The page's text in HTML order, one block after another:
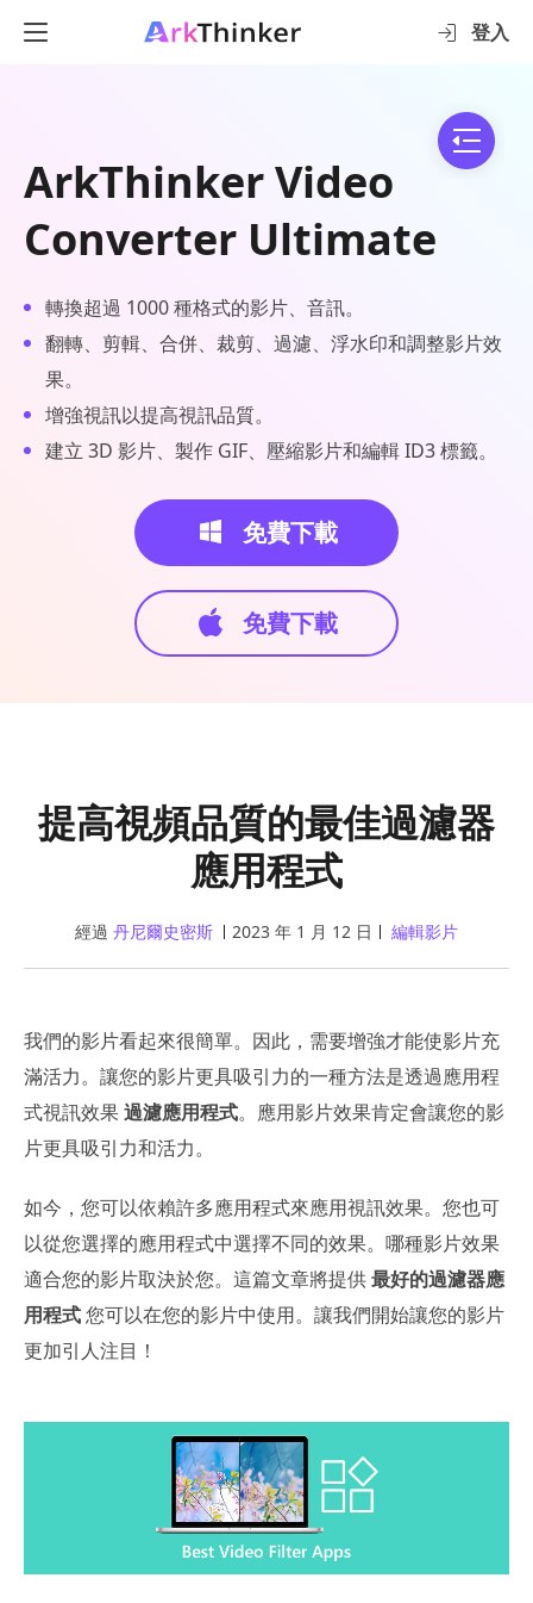
登入
ArkThinker Video
Converter Ultimate
轉換超過 1000 種格式的影片、音訊。
翻轉、剪輯、合併、裁剪、過濾、浮水印和調整影片效
果。
增強視訊以提高視訊品質。
建立 3D 影片、製作 GIF、壓縮影片和編輯 ID3 標籤。
免費下載
免費下載
提高視頻品質的最佳過濾器
應用程式
經過 丹尼爾史密斯 2023 年 1 月 12 日 編輯影片
我們的影片看起來很簡單。因此，需要增強才能使影片充
滿活力。讓您的影片更具吸引力的一種方法是透過應用程
式視訊效果過濾應用程式。應用影片效果肯定會讓您的影
片更具吸引力和活力。
如今，您可以依賴許多應用程式來應用視訊效果。您也可
以從您選擇的應用程式中選擇不同的效果。哪種影片效果
適合您的影片取決於您。這篇文章將提供最好的過濾器應
用程式您可以在您的影片中使用。讓我們開始讓您的影片
更加引人注目！